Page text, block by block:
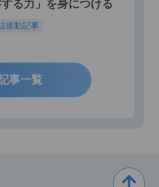
する力」を身につける
連動記事
事一覧